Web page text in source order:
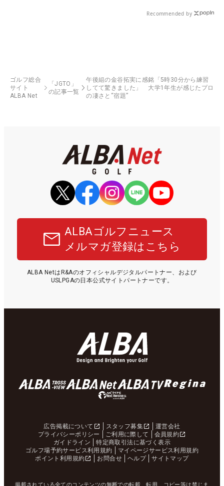
Recommended by
ゴルフ総合
サイト
ALBA Net
「JGTO」
の記事一覧
午後組の金谷拓実に感銘「5時30分から練習
してて驚きました」 大学1年生が感じたプロ
の凄さと“宿題”
ALBAゴルフニュース
メルマガ登録はこちら
ALBA NetはR&Aのオフィシャルデジタルパートナー、および
USLPGAの日本公式サイトパートナーです。
広告掲載について スタッフ募集
運営会社
プライバシーポリシー
ご利用に際して
会員規約
ガイドライン
特定商取引法に基づく表示
ゴルフ場予約サービス利用規約
マイページサービス利用規約
ポイント利用規約
お問合せ ヘルプ サイトマップ